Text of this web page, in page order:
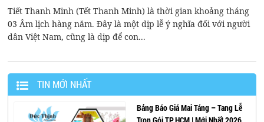
Tiết Thanh Minh (Tết Thanh Minh) là thời gian khoảng tháng
03 Âm lịch hàng năm. Đây là một dịp lễ ý nghĩa đối với người
dân Việt Nam, cũng là dịp để con...
TIN MỚI NHẤT
Bảng Báo Giá Mai Táng – Tang Lễ
Trọn Gói TP.HCM | Mới Nhất 2026